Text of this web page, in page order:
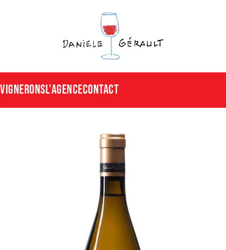
VigneronsL’agenceCONTACT